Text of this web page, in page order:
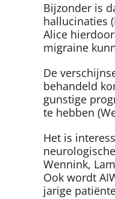
Bijzonder is
hallucinaties
Alice
migraine
De
behandeld
gunstige
te hebben
Het is
Wennink,
Ook wordt
jarige